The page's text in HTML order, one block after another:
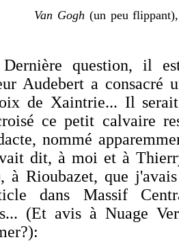
Van Gogh (un peu
question, il
Audebert a consacré
de Xaintrie... Il
ce petit calvaire
nommé
dit, à moi et à
à Rioubazet, que
dans Massif
(Et avis à Nuage